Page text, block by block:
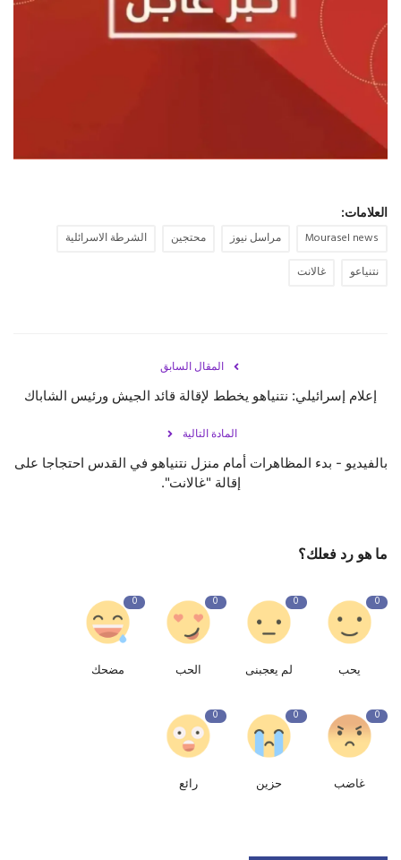
حياة
العلامات:
Mourasel news مراسل نيوز محتجين
الشرطة الاسرائلية
نتنياعو
غالانت
المقال السابق
إعلام إسرائيلي: نتنياهو يخطط لإقالة قائد الجيش ورئيس الشاباك
المادة التالية
بالفيديو - بدء المظاهرات أمام منزل نتنياهو في القدس احتجاجا على
إقالة "غالانت".
ما هو رد فعلك؟
0
يحب
0
لم يعجبنى
0
الحب
0
مضحك
0
غاضب
0
حزين
0
رائع